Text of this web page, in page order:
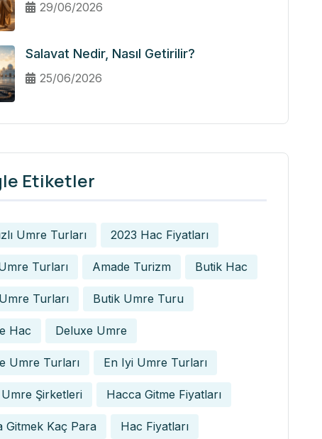
29/06/2026
Salavat Nedir, Nasıl Getirilir?
25/06/2026
Etiketler
Umre Turları 2023 Hac Fiyatları
Turları Amade Turizm Butik Hac
Turları Butik Umre Turu
Hac Deluxe Umre
Umre Turları En Iyi Umre Turları
Şirketleri Hacca Gitme Fiyatları
Gitmek Kaç Para Hac Fiyatları